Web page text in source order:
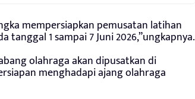
mempersiapkan pemusatan latihan
1 sampai 7 Juni 2026,”ungkapnya.
olahraga akan dipusatkan di
menghadapi ajang olahraga